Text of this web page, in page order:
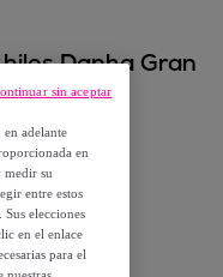
Danha Gran
adelante
en
medir su
entre estos
elecciones
en el enlace
para el
sin aceptar